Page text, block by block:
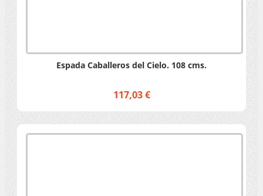
Espada Caballeros del Cielo. 108 cms.
117,03 €